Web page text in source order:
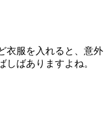
衣服を入れると、意外
しばありますよね。